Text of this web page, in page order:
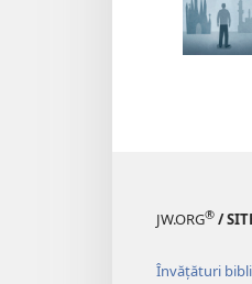
JW.ORG® /
Învățături